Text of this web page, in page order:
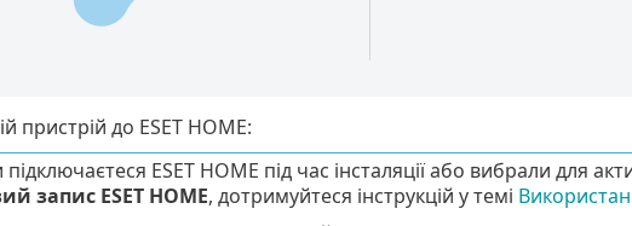
пристрій до ESET HOME:
ESET HOME під час інсталяції або вибрали для
запис ESET HOME, дотримуйтеся інструкцій у темі